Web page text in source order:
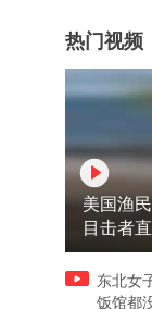
热门视频
美国渔
目击者
息）
东北女
饭馆都